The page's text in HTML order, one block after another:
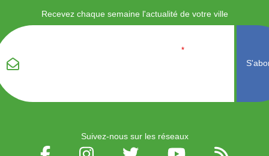
Recevez chaque semaine l'actualité de votre ville
*
Suivez-nous sur les réseaux